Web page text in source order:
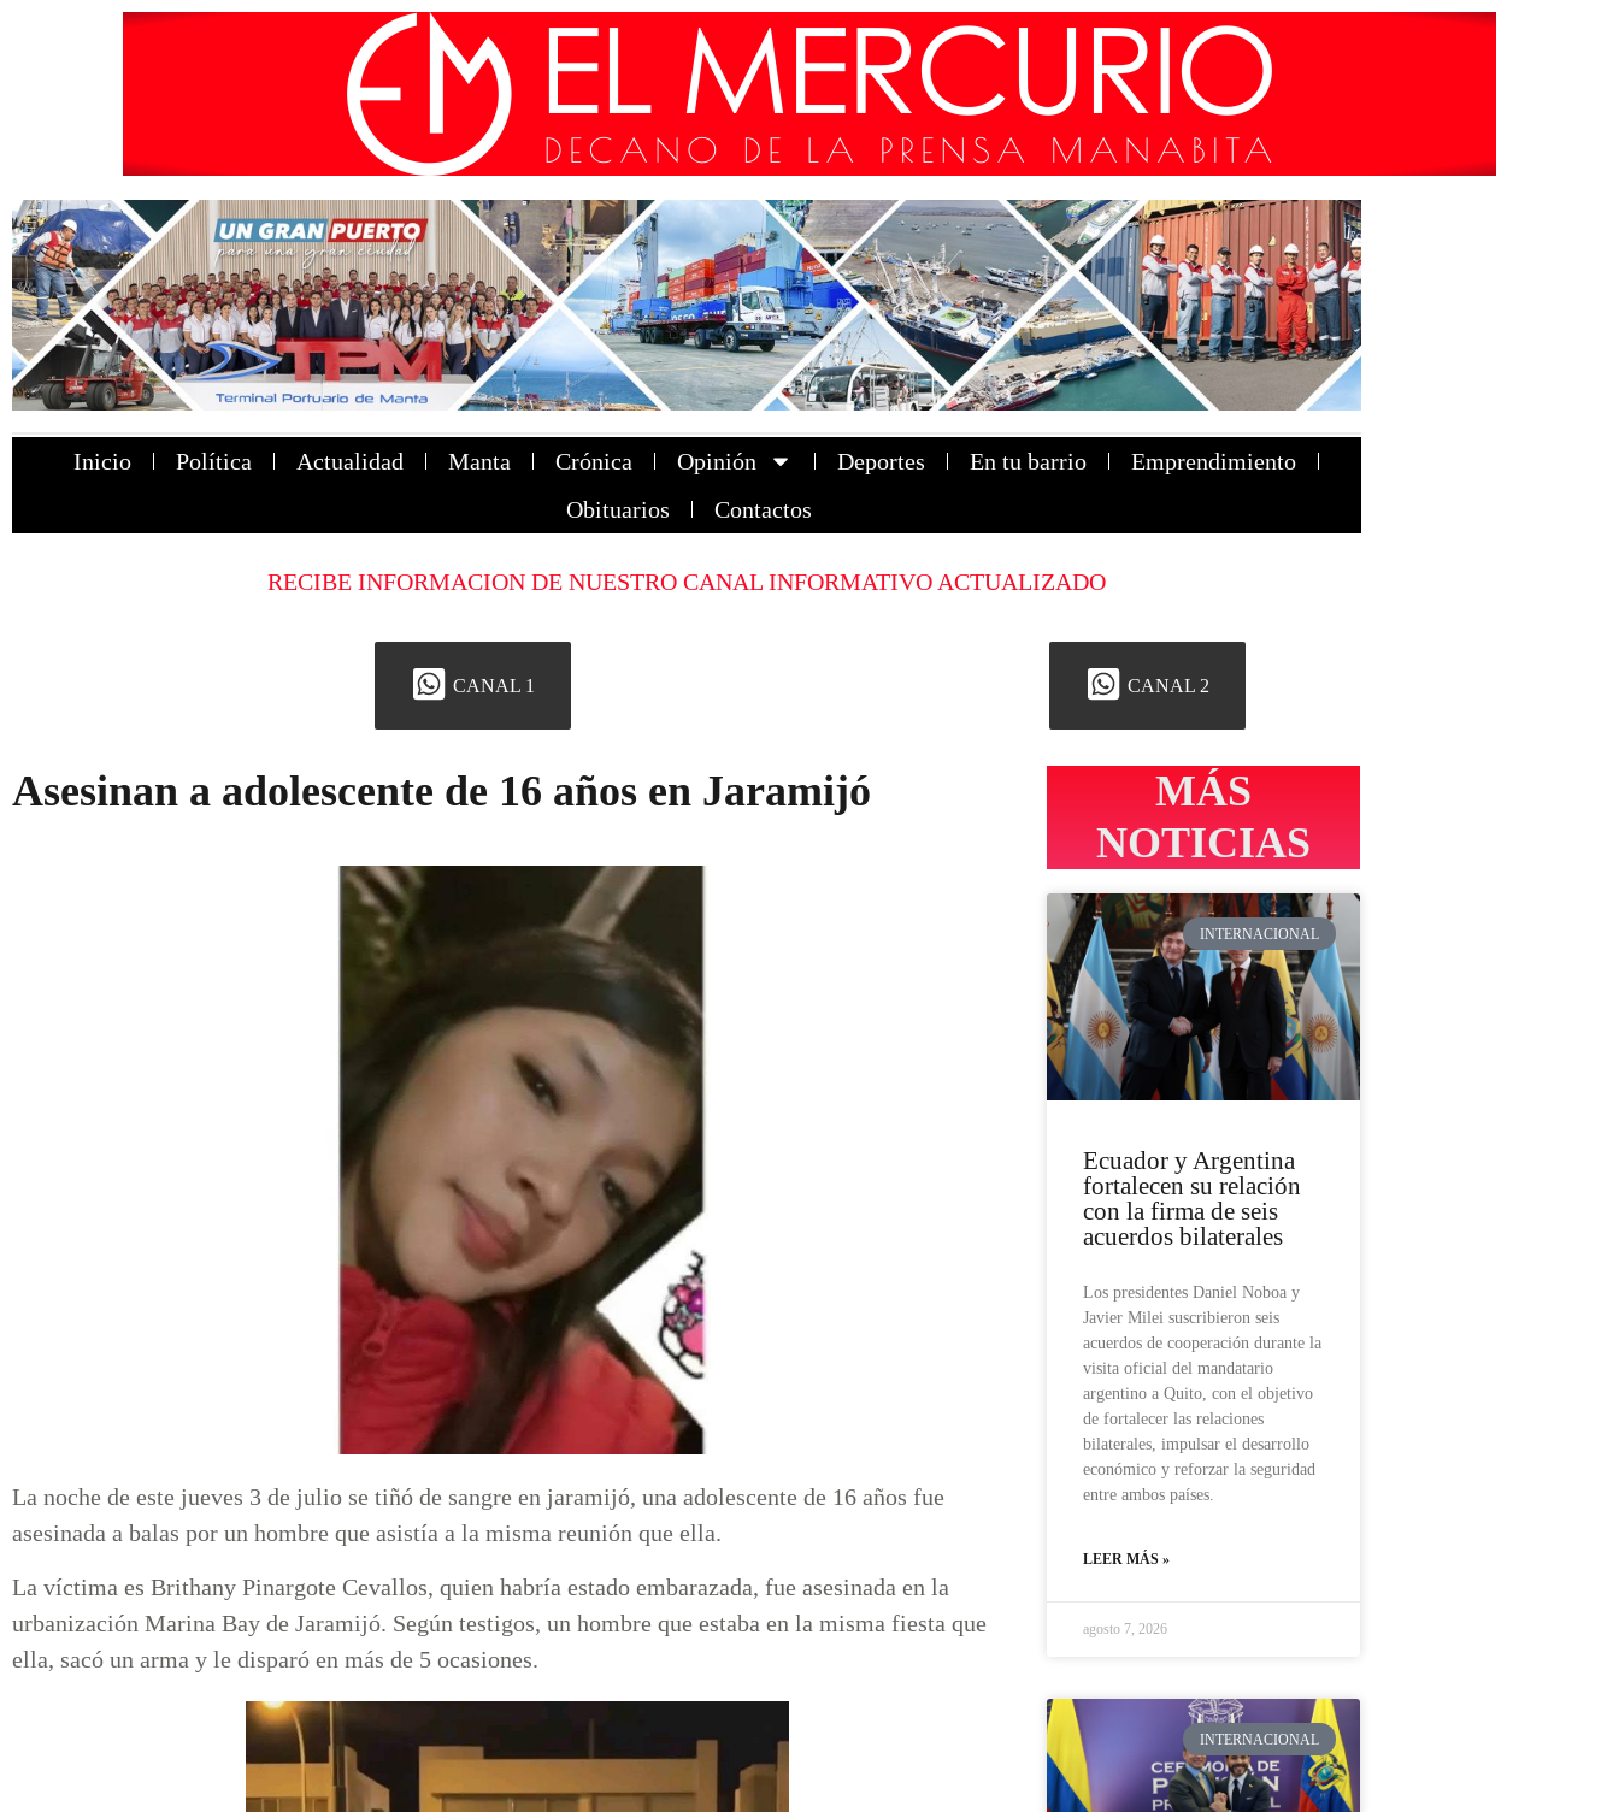
Inicio Política Actualidad Manta Crónica Opinión Deportes En tu barrio
Emprendimiento
Obituarios
Contactos
RECIBE INFORMACION DE NUESTRO CANAL INFORMATIVO ACTUALIZADO
CANAL 1 CANAL 2
Asesinan a adolescente de 16 años en Jaramijó
La noche de este jueves 3 de julio se tiñó de sangre en jaramijó, una adolescente de 16 años fue
asesinada a balas por un hombre que asistía a la misma reunión que ella.
La víctima es Brithany Pinargote Cevallos, quien habría estado embarazada, fue asesinada en la
urbanización Marina Bay de Jaramijó. Según testigos, un hombre que estaba en la misma fiesta que
ella, sacó un arma y le disparó en más de 5 ocasiones.
MÁS
NOTICIAS
INTERNACIONAL
Ecuador y Argentina
fortalecen su relación
con la firma de seis
acuerdos bilaterales
Los presidentes Daniel Noboa y
Javier Milei suscribieron seis
acuerdos de cooperación durante la
visita oficial del mandatario
argentino a Quito, con el objetivo
de fortalecer las relaciones
bilaterales, impulsar el desarrollo
económico y reforzar la seguridad
entre ambos países.
LEER MÁS »
agosto 7, 2026
INTERNACIONAL